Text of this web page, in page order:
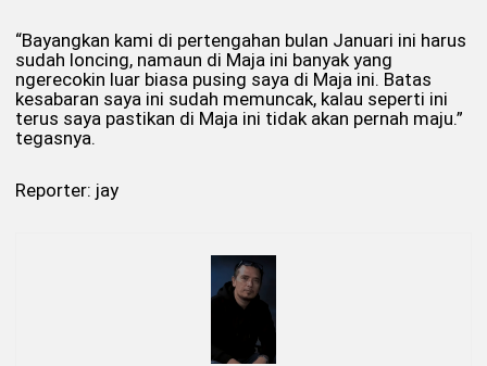
“Bayangkan kami di pertengahan bulan Januari ini harus
sudah loncing, namaun di Maja ini banyak yang
ngerecokin luar biasa pusing saya di Maja ini. Batas
kesabaran saya ini sudah memuncak, kalau seperti ini
terus saya pastikan di Maja ini tidak akan pernah maju.”
tegasnya.
Reporter: jay